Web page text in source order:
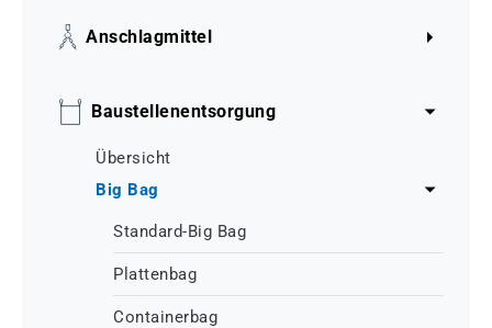
Anschlagmittel
Baustellenentsorgung
Übersicht
Big Bag
Standard-Big Bag
Plattenbag
Containerbag